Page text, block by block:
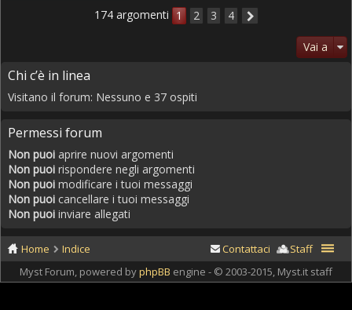
174 argomenti 1 2 3 4
Vai a
Chi c’è in linea
Visitano il forum: Nessuno e 37 ospiti
Permessi forum
Non puoi aprire nuovi argomenti
Non puoi rispondere negli argomenti
Non puoi modificare i tuoi messaggi
Non puoi cancellare i tuoi messaggi
Non puoi inviare allegati
Home Indice Staff
Contattaci
Myst Forum, powered byphpBB engine - © 2003-2015, Myst.it staff